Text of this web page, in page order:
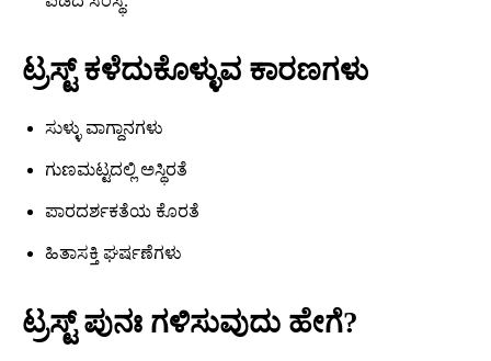
ಟ್ರಸ್ಟ್ ಕಳೆದುಕೊಳ್ಳುವ ಕಾರಣಗಳು
ಸುಳ್ಳು ವಾಗ್ದಾನಗಳು
ಗುಣಮಟ್ಟದಲ್ಲಿ ಅಸ್ಥಿರತೆ
ಪಾರದರ್ಶಕತೆಯ ಕೊರತೆ
ಹಿತಾಸಕ್ತಿ ಘರ್ಷಣೆಗಳು
ಟ್ರಸ್ಟ್ ಪುನಃ ಗಳಿಸುವುದು ಹೇಗೆ?